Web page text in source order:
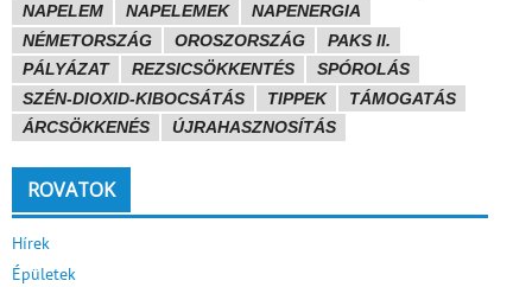
NAPELEM
NAPELEMEK
NAPENERGIA
NÉMETORSZÁG
OROSZORSZÁG
PAKS II.
PÁLYÁZAT
REZSICSÖKKENTÉS
SPÓROLÁS
SZÉN-DIOXID-KIBOCSÁTÁS
TIPPEK
TÁMOGATÁS
ÁRCSÖKKENÉS
ÚJRAHASZNOSÍTÁS
ROVATOK
Hírek
Épületek